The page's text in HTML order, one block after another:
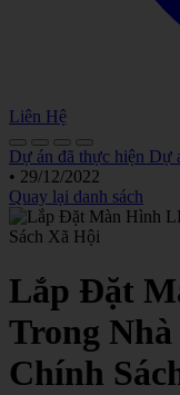
Liên Hệ
Dự án đã thực hiện Dự
• 29/12/2022
Quay lại danh sách
Lắp Đặt
Trong
Chính